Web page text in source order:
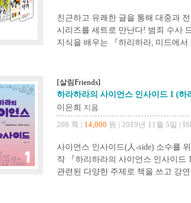
친근하고 유쾌한 글을 통해 대중과
시리즈를 세트로 만난다! 범죄 수사
지식을 배우는 『하리하라, 미드에
[살림Friends]
하라하라의 사이언스 인사이드 1 (하
이은희 지음
208 쪽 | 14,000 원 | 2019년 11월 5일 |
사이언스 인사이드(人-side) 소수를
작 『하리하라의 사이언스 인사이드
관련된 다양한 주제로 책을 쓰고 강